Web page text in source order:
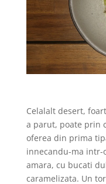
Celalalt desert,
a parut, poate prin
oferea din prima
innecandu-ma intr-
amara, cu bucati
caramelizata. Un